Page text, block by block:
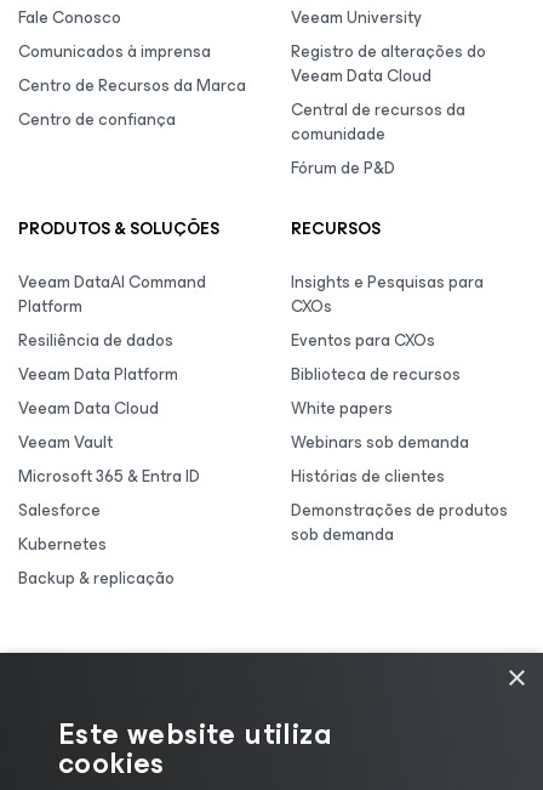
Fale Conosco
Comunicados à imprensa
Centro de Recursos da Marca
Centro de confiança
Veeam University
Registro de alterações do
Veeam Data Cloud
Central de recursos da
comunidade
Fórum de P&D
PRODUTOS & SOLUÇÕES
Veeam DataAI Command
Platform
Resiliência de dados
Veeam Data Platform
Veeam Data Cloud
Veeam Vault
Microsoft 365 & Entra ID
Salesforce
Kubernetes
Backup & replicação
RECURSOS
Insights e Pesquisas para
CXOs
Eventos para CXOs
Biblioteca de recursos
White papers
Webinars sob demanda
Histórias de clientes
Demonstrações de produtos
sob demanda
×
Este website utiliza
cookies